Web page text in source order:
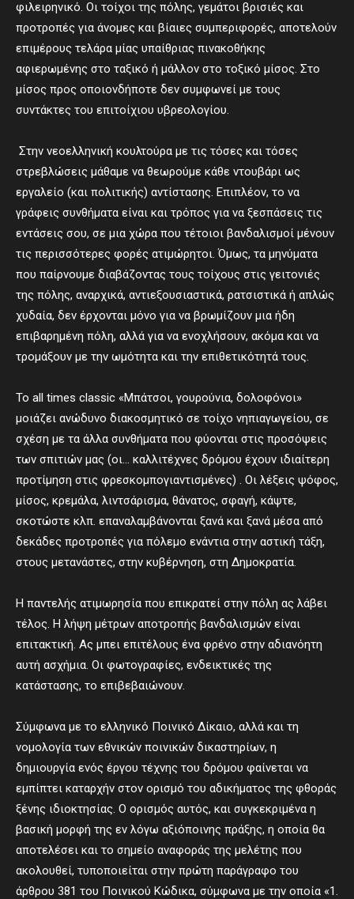
φιλειρηνικό. Οι τοίχοι της πόλης, γεμάτοι βρισιές και
προτροπές για άνομες και βίαιες συμπεριφορές, αποτελούν
επιμέρους τελάρα μίας υπαίθριας πινακοθήκης
αφιερωμένης στο ταξικό ή μάλλον στο τοξικό μίσος. Στο
μίσος προς οποιονδήποτε δεν συμφωνεί με τους
συντάκτες του επιτοίχιου υβρεολογίου.
Στην νεοελληνική κουλτούρα με τις τόσες και τόσες
στρεβλώσεις μάθαμε να θεωρούμε κάθε ντουβάρι ως
εργαλείο (και πολιτικής) αντίστασης. Επιπλέον, το να
γράφεις συνθήματα είναι και τρόπος για να ξεσπάσεις τις
εντάσεις σου, σε μια χώρα που τέτοιοι βανδαλισμοί μένουν
τις περισσότερες φορές ατιμώρητοι. Όμως, τα μηνύματα
που παίρνουμε διαβάζοντας τους τοίχους στις γειτονιές
της πόλης, αναρχικά, αντιεξουσιαστικά, ρατσιστικά ή απλώς
χυδαία, δεν έρχονται μόνο για να βρωμίζουν μια ήδη
επιβαρημένη πόλη, αλλά για να ενοχλήσουν, ακόμα και να
τρομάξουν με την ωμότητα και την επιθετικότητά τους.
Το all times classic «Μπάτσοι, γουρούνια, δολοφόνοι»
μοιάζει ανώδυνο διακοσμητικό σε τοίχο νηπιαγωγείου, σε
σχέση με τα άλλα συνθήματα που φύονται στις προσόψεις
των σπιτιών μας (οι… καλλιτέχνες δρόμου έχουν ιδιαίτερη
προτίμηση στις φρεσκομπογιαντισμένες) . Οι λέξεις ψόφος,
μίσος, κρεμάλα, λιντσάρισμα, θάνατος, σφαγή, κάψτε,
σκοτώστε κλπ. επαναλαμβάνονται ξανά και ξανά μέσα από
δεκάδες προτροπές για πόλεμο ενάντια στην αστική τάξη,
στους μετανάστες, στην κυβέρνηση, στη Δημοκρατία.
Η παντελής ατιμωρησία που επικρατεί στην πόλη ας λάβει
τέλος. Η λήψη μέτρων αποτροπής βανδαλισμών είναι
επιτακτική. Ας μπει επιτέλους ένα φρένο στην αδιανόητη
αυτή ασχήμια. Οι φωτογραφίες, ενδεικτικές της
κατάστασης, το επιβεβαιώνουν.
Σύμφωνα με το ελληνικό Ποινικό Δίκαιο, αλλά και τη
νομολογία των εθνικών ποινικών δικαστηρίων, η
δημιουργία ενός έργου τέχνης του δρόμου φαίνεται να
εμπίπτει καταρχήν στον ορισμό του αδικήματος της φθοράς
ξένης ιδιοκτησίας. Ο ορισμός αυτός, και συγκεκριμένα η
βασική μορφή της εν λόγω αξιόποινης πράξης, η οποία θα
αποτελέσει και το σημείο αναφοράς της μελέτης που
ακολουθεί, τυποποιείται στην πρώτη παράγραφο του
άρθρου 381 του Ποινικού Κώδικα, σύμφωνα με την οποία «1.